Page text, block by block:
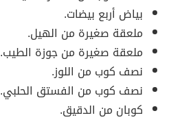
بياض أربع بيضات.
ملعقة صغيرة من الهيل.
ملعقة صغيرة من جوزة الطيب.
نصف كوب من اللوز.
نصف كوب من الفستق الحلبي.
كوبان من الدقيق.